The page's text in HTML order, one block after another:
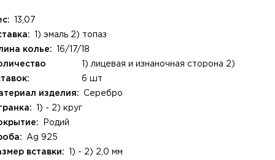
стр. 1
13,07
1) эмаль 2) топаз
колье:
16/17/18
1) лицевая и изнаночная сторона 2)
6 шт
изделия:
Серебро
1) - 2) круг
Родий
Ag 925
вставки:
1) - 2) 2,0 мм